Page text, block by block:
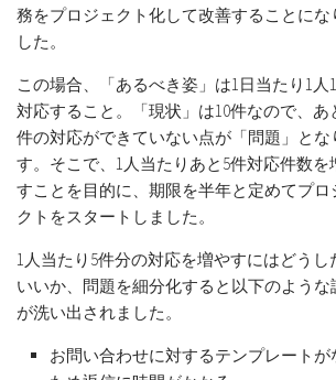
務をプロジェクト化して改善することにな
した。
この場合、「あるべき姿」は1日当たり1人
対応すること。「現状」は10件なので、あ
件の対応ができていない点が「問題」とな
す。そこで、1人当たりあと5件対応件数を
すことを目的に、期限を半年と定めてプロ
クトをスタートしました。
1人当たり5件分の対応を増やすにはどうし
いいか、問題を細分化すると以下のような
が洗い出されました。
お問い合わせに対するテンプレートが